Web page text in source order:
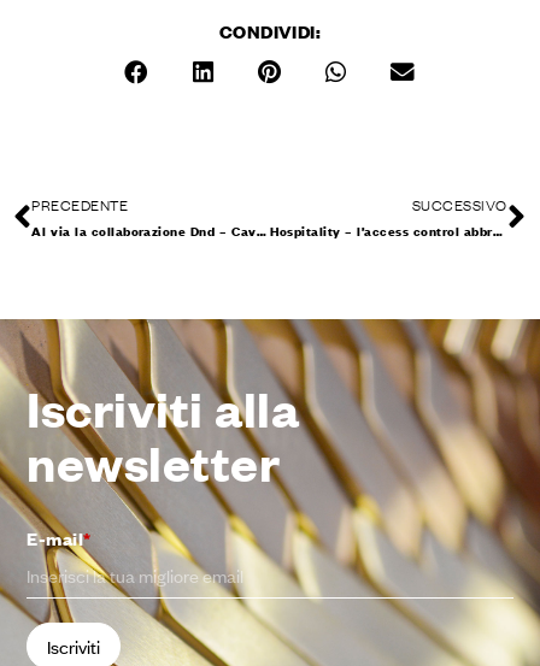
CONDIVIDI:
PRECEDENTE
Al via la collaborazione Dnd – Cavalleri Comunicazione
SUCCESSIVO
Hospitality – l’access control abbraccia il design, con Dnd
Iscriviti alla
newsletter
E-mail*